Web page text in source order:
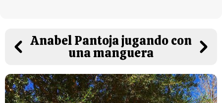
Anabel Pantoja jugando con
una manguera